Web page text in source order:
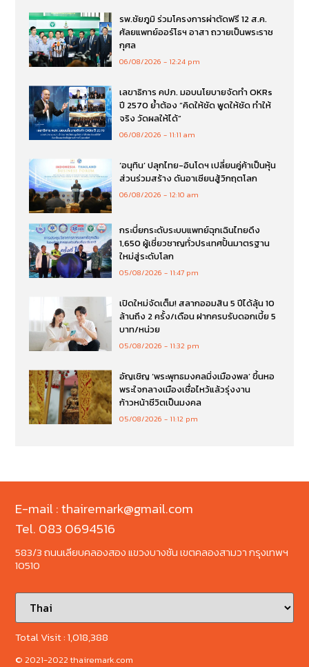
รพ.ชัยภูมิ ร่วมโครงการผ่าตัดฟรี 12 ส.ค.
ศัลยแพทย์ออร์โธฯ อาสา ถวายเป็นพระราช
กุศล
06/08/2026 12:24 pm
เลขาธิการ คปภ. มอบนโยบายจัดทำ OKRs
ปี 2570 ย้ำต้อง “คิดให้ชัด พูดให้ชัด ทำให้
จริง วัดผลให้ได้”
06/08/2026 11:11 am
‘อนุทิน’ ปลุกไทย-อินโดฯ เปลี่ยนคู่ค้าเป็นหุ้น
ส่วนร่วมสร้าง ดันอาเซียนสู้วิกฤตโลก
06/08/2026 12:10 am
กระบี่ยกระดับระบบแพทย์ฉุกเฉินไทยดึง
1,650 ผู้เชี่ยวชาญทั่วประเทศปั้นมาตรฐาน
ใหม่สู่ระดับโลก
05/08/2026 11:47 pm
เปิดใหม่จัดเต็ม! สลากออมสิน 5 ปีได้ลุ้น 10
ล้านถึง 2 ครั้ง/เดือน ฝากครบรับดอกเบี้ย 5
บาท/หน่วย
05/08/2026 11:32 pm
อัญเชิญ ‘พระพุทธมงคลมิ่งเมืองพล’ ขึ้นหอ
พระใจกลางเมืองเชื่อไหว้แล้วรุ่งงาน
ก้าวหน้าชีวิตเป็นมงคล
05/08/2026 11:12 pm
E-mail : thairemark@gmail.com
Tel. 083 0694516
583/3 ถนนเลียบคลองสอง แขวงบางชัน เขตคลองสามวา กรุงเทพฯ
10510
Total Visit :1,018,388
© 2021-2022 thairemark.com